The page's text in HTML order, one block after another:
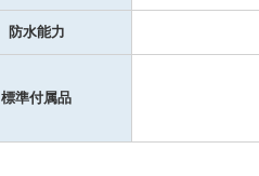
防水能力
標準付属品